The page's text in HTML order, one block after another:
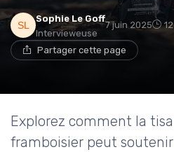
Sophie Le Goff
Intervieweuse
7 juin 2025
Partager cette page
Explorez comment la
framboisier peut